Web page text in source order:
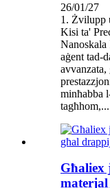
26/01/27
1. Żvilupp
Kisi ta'
aġent tad-
minħabba
tagħhom,...
Għaliex